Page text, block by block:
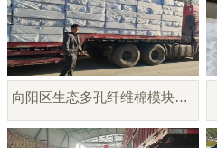
向阳区生态多孔纤维棉模块厂家